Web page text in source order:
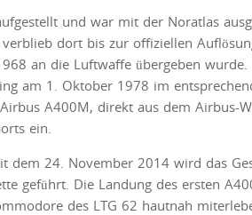
und war mit der Noratlas
dort bis zur offiziellen
an die Luftwaffe übergeben
am 1. Oktober 1978 im
A400M, direkt aus dem Airbus-
ein.
dem 24. November 2014 wird das
geführt. Die Landung des ersten
des LTG 62 hautnah